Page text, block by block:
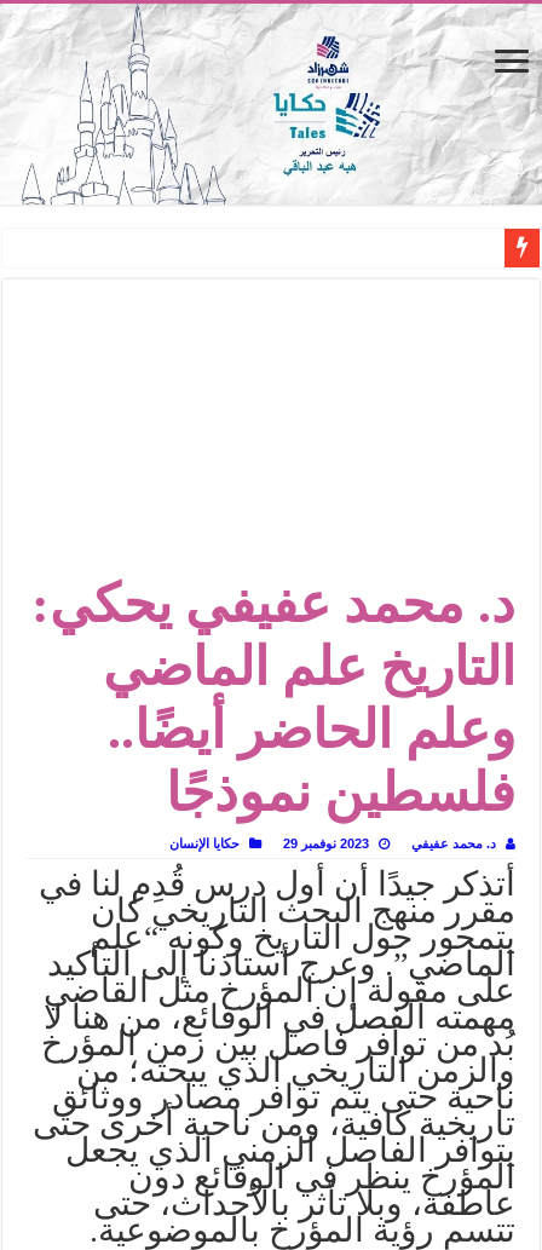
من سيرة «إيفان أجيلي» إلى نسيج الحكاية.. رحلة بسمة ناجي مع الكتابة والترجمة
من «أرشيف ريبليكا» إلى «ساحر أوز».. رحلة بسمة ناجي مع الترجمة (الجزء الأول)
من مطابخ الأسواق لـ«الدليفري».. كيف طهت المدن قديماً طعامها؟
“الرحالة العرب واكتشاف أوروبا”.. قراءة جديدة لبدايات “الاستغراب”
عوالم منصورة عز الدين.. حين يصبح الزمن بطل الرواية
الطعام في الحضارة الإسلامية.. تاريخ يُقرأ بالنكهات
يوم شاهدت زينات صدقي على المسرح وسرحت!
د. محمد عفيفي يحكي:
التاريخ علم الماضي
وعلم الحاضر أيضًا..
فلسطين نموذجًا
د. محمد عفيفي 2023 نوفمبر 29 حكايا الإنسان
أتذكر جيدًا أن أول درس قُدِم لنا في
مقرر منهج البحث التاريخي كان
يتمحور حول التاريخ وكونه “علم
الماضي”. وعرج أستاذنا إلى التأكيد
على مقولة إن المؤرخ مثل القاضي
مهمته الفصل في الوقائع، من هنا لا
بُد من توافر فاصل بين زمن المؤرخ
والزمن التاريخي الذي يبحثه؛ من
ناحية حتى يتم توافر مصادر ووثائق
تاريخية كافية، ومن ناحية أخرى حتى
يتوافر الفاصل الزمني الذي يجعل
المؤرخ ينظر في الوقائع دون
عاطفة، وبلا تأثر بالأحداث، حتى
تتسم رؤية المؤرخ بالموضوعية.